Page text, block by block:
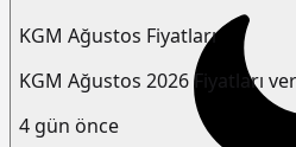
KGM Ağustos Fiyatları
KGM Ağustos 2026 Fiyatları
4 gün önce